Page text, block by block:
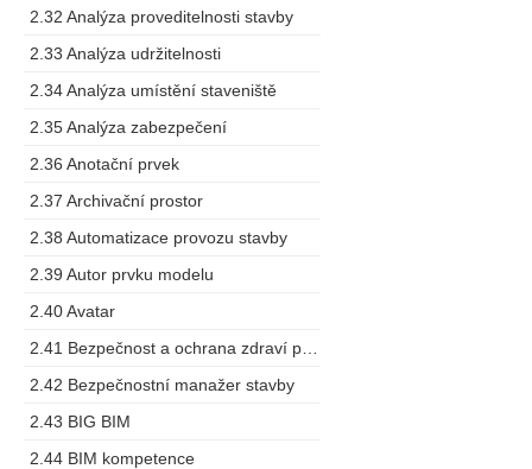
2.32 Analýza proveditelnosti stavby
2.33 Analýza udržitelnosti
2.34 Analýza umístění staveniště
2.35 Analýza zabezpečení
2.36 Anotační prvek
2.37 Archivační prostor
2.38 Automatizace provozu stavby
2.39 Autor prvku modelu
2.40 Avatar
2.42 Bezpečnostní manažer stavby
2.43 BIG BIM
2.44 BIM kompetence